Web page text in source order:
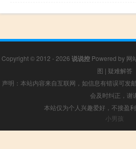
Copyright © 2012 - 2026 说说控 Powered by 网
图 | 疑难解答
声明：本站内容来自互联网，如信息有错误可发
会及时纠正，谢
本站仅为个人兴趣爱好，不接盈
小男孩